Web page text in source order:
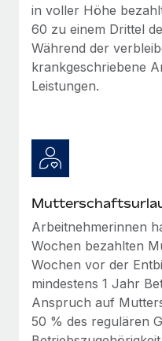
Wie Phiture 55
mit Remote
Phiture ist der
Wachstumsberatung für
in voller Höhe
60 zu einem Drittel
Während der
krankgeschriebene
Leistungen.
Arbeitnehmerinnen
Wochen bezahlten
Wochen vor der
mindestens 1 Jahr
Anspruch auf
50 % des regulären